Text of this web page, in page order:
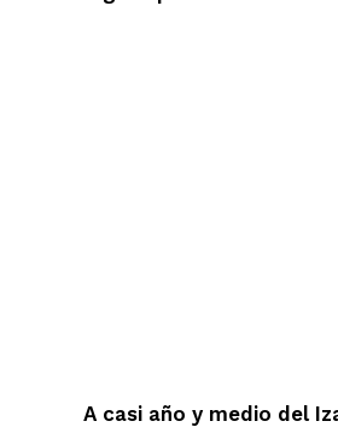
A casi año y medio del